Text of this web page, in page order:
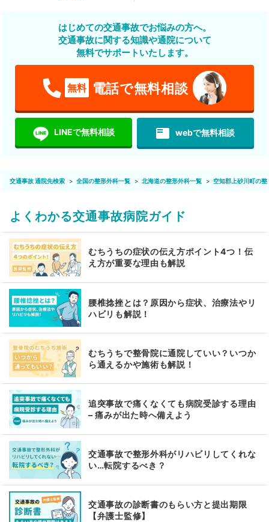
はじめての交通事故でお悩みの方へ。
交通事故に関する知識や通院について
無料でサポートいたします。
無料 電話で無料相談
LINEで無料相談 featured_play_list webで無料相談
交通事故 通院先検索 全国の整形外科一覧 北海道の整形外科一覧 空知郡上砂川町の整
よくわかる交通事故病院ガイド
むちうちの症状の伝え方ポイント4つ！伝
え方が重要な理由も解説
腰椎捻挫とは？原因から症状、治療法やリ
ハビリも解説！
むちうちで整骨院に通院していい？いつか
ら通えるかや施術も解説！
追突事故で痛くなくても病院受診する理由
– 痛みが出た時へ備えよう
交通事故で整形外科がリハビリしてくれな
い…転院するべき？
交通事故の診断書のもらい方と提出期限
【弁護士監修】